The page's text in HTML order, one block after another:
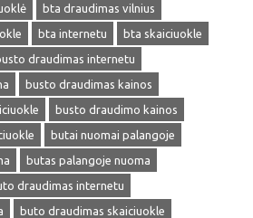
bta draudimas vilnius
bta internetu
bta skaiciuokle
draudimas internetu
busto draudimas kainos
busto draudimo kainos
butai nuomai palangoje
butas palangoje nuoma
draudimas internetu
buto draudimas skaiciuokle